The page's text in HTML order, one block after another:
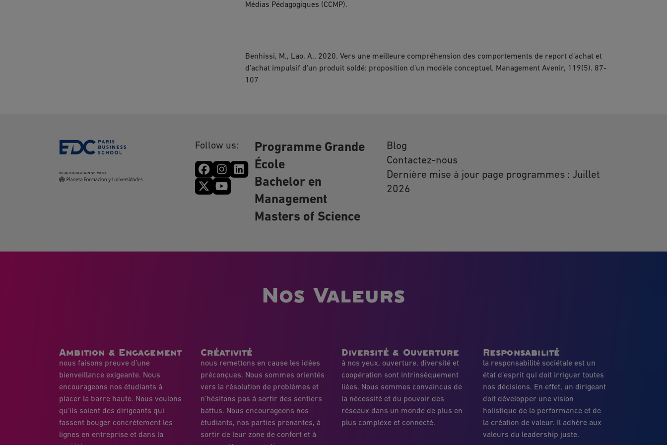
Médias Pédagogiques (CCMP).
Benhissi, M., Lao, A., 2020. Vers une meilleure compréhension des comportements de report d’achat et
d’achat impulsif d’un produit soldé: proposition d’un modèle conceptuel. Management Avenir, 119(5). 87-
107
Follow us:
Programme Grande
École
Bachelor en
Management
Masters of Science
Blog
Contactez-nous
Dernière mise à jour page programmes : Juillet
2026
Nos Valeurs
Ambition & Engagement
nous faisons preuve d’une
bienveillance exigeante. Nous
encourageons nos étudiants à
placer la barre haute. Nous voulons
qu’ils soient des dirigeants qui
fassent bouger concrètement les
lignes en entreprise et dans la
Créativité
nous remettons en cause les idées
préconçues. Nous sommes orientés
vers la résolution de problèmes et
n’hésitons pas à sortir des sentiers
battus. Nous encourageons nos
étudiants, nos parties prenantes, à
sortir de leur zone de confort et à
Diversité & Ouverture
à nos yeux, ouverture, diversité et
coopération sont intrinsèquement
liées. Nous sommes convaincus de
la nécessité et du pouvoir des
réseaux dans un monde de plus en
plus complexe et connecté.
Responsabilité
la responsabilité sociétale est un
état d’esprit qui doit irriguer toutes
nos décisions. En effet, un dirigeant
doit développer une vision
holistique de la performance et de
la création de valeur. Il adhère aux
valeurs du leadership juste.